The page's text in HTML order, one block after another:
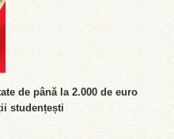
de până la 2.000 de euro
studențești